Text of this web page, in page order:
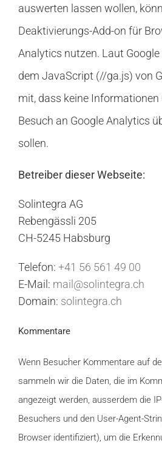
auswerten lassen wollen,
Deaktivierungs-Add-on für
Analytics nutzen. Laut
dem JavaScript (//ga.js) von
mit, dass keine Informationen
Besuch an Google Analytics
sollen.
Betreiber dieser Webseite:
Solintegra AG
Rebengässli 205
CH-5245 Habsburg
Telefon: +41 56 561 49 00
E-Mail: mail@solintegra.ch
Domain: solintegra.ch
Kommentare
Wenn Besucher Kommentare auf
sammeln wir die Daten, die im
angezeigt werden, ausserdem die
Besuchers und den User-Agent-
Browser identifiziert), um die